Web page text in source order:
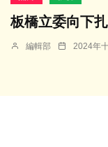
板橋立委向下
編輯部 2024年